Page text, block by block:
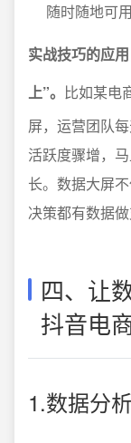
随时随地可用
实战技巧的应
上”。 比如某电
屏，运营团队
活跃度骤增，
长。数据大屏
决策都有数据做
四、让
抖音电
1.数据分